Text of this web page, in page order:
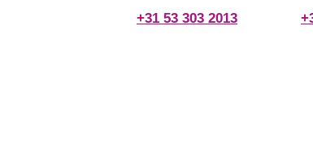
+31 53 303 2013